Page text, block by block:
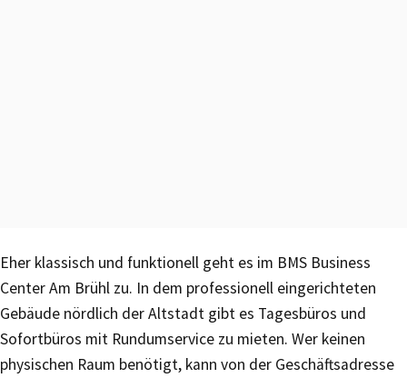
Eher klassisch und funktionell geht es im BMS Business
Center Am Brühl zu. In dem professionell eingerichteten
Gebäude nördlich der Altstadt gibt es Tagesbüros und
Sofortbüros mit Rundumservice zu mieten. Wer keinen
physischen Raum benötigt, kann von der Geschäftsadresse